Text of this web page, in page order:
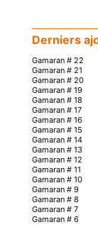
Derniers
Gamaran # 22
Gamaran # 21
Gamaran # 20
Gamaran # 19
Gamaran # 18
Gamaran # 17
Gamaran # 16
Gamaran # 15
Gamaran # 14
Gamaran # 13
Gamaran # 12
Gamaran # 11
Gamaran # 10
Gamaran # 9
Gamaran # 8
Gamaran # 7
Gamaran # 6